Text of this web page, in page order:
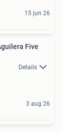
15 jun 26
Five
Details
3 aug 26